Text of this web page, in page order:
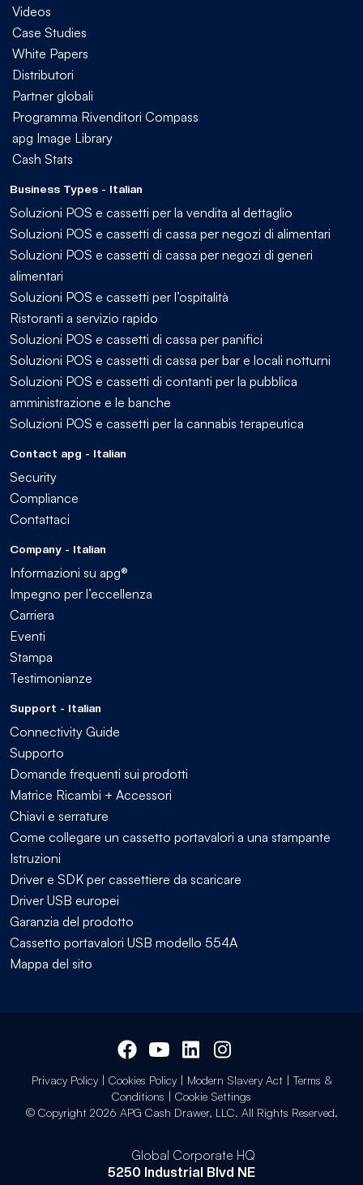
Videos
Case Studies
White Papers
Distributori
Partner globali
Programma Rivenditori Compass
apg Image Library
Cash Stats
Business Types - Italian
Soluzioni POS e cassetti per la vendita al dettaglio
Soluzioni POS e cassetti di cassa per negozi di alimentari
Soluzioni POS e cassetti di cassa per negozi di generi
alimentari
Soluzioni POS e cassetti per l’ospitalità
Ristoranti a servizio rapido
Soluzioni POS e cassetti di cassa per panifici
Soluzioni POS e cassetti di cassa per bar e locali notturni
Soluzioni POS e cassetti di contanti per la pubblica
amministrazione e le banche
Soluzioni POS e cassetti per la cannabis terapeutica
Contact apg - Italian
Security
Compliance
Contattaci
Company - Italian
Informazioni su apg®
Impegno per l’eccellenza
Carriera
Eventi
Stampa
Testimonianze
Support - Italian
Connectivity Guide
Supporto
Domande frequenti sui prodotti
Matrice Ricambi + Accessori
Chiavi e serrature
Come collegare un cassetto portavalori a una stampante
Istruzioni
Driver e SDK per cassettiere da scaricare
Driver USB europei
Garanzia del prodotto
Cassetto portavalori USB modello 554A
Mappa del sito
Privacy Policy| Cookies Policy| Modern Slavery Act| Terms &
Conditions | Cookie Settings
© Copyright 2026 APG Cash Drawer, LLC. All Rights Reserved.
Global Corporate HQ
5250 Industrial Blvd NE